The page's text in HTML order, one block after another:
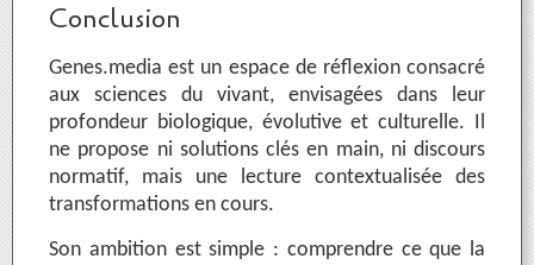
Conclusion
Genes.media est un espace de réflexion consacré
aux sciences du vivant, envisagées dans leur
profondeur biologique, évolutive et culturelle. Il
ne propose ni solutions clés en main, ni discours
normatif, mais une lecture contextualisée des
transformations en cours.
Son ambition est simple : comprendre ce que la